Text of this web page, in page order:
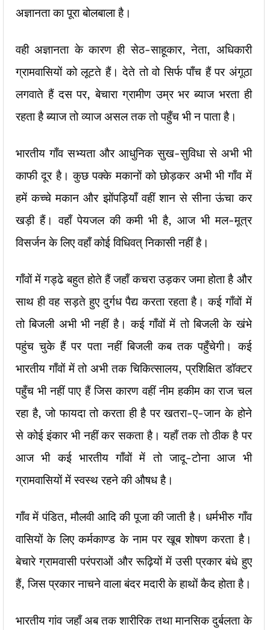
अज्ञानता का पूरा बोलबाला है।
वही अज्ञानता के कारण ही सेठ-साहूकार, नेता, अधिकारी
ग्रामवासियों को लूटते हैं। देते तो वो सिर्फ पाँच हैं पर अंगूठा
लगवाते हैं दस पर, बेचारा ग्रामीण उम्र भर ब्याज भरता ही
रहता है ब्याज तो व्याज असल तक तो पहुँच भी न पाता है।
भारतीय गाँव सभ्यता और आधुनिक सुख-सुविधा से अभी भी
काफी दूर है। कुछ पक्के मकानों को छोड़कर अभी भी गाँव में
हमें कच्चे मकान और झोंपड़ियाँ वहीं शान से सीना ऊंचा कर
खड़ी हैं। वहाँ पेयजल की कमी भी है, आज भी मल-मूत्र
विसर्जन के लिए वहाँ कोई विधिवत् निकासी नहीं है।
गाँवों में गड्ढे बहुत होते हैं जहाँ कचरा उड़कर जमा होता है और
साथ ही वह सड़ते हुए दुर्गध पैद्य करता रहता है। कई गाँवों में
तो बिजली अभी भी नहीं है। कई गाँवों में तो बिजली के खंभे
पहुंच चुके हैं पर पता नहीं बिजली कब तक पहुँचेगी। कई
भारतीय गाँवों में तो अभी तक चिकित्सालय, प्रशिक्षित डॉक्टर
पहुँच भी नहीं पाए हैं जिस कारण वहीं नीम हकीम का राज चल
रहा है, जो फायदा तो करता ही है पर खतरा-ए-जान के होने
से कोई इंकार भी नहीं कर सकता है। यहाँ तक तो ठीक है पर
आज भी कई भारतीय गाँवों में तो जादू-टोना आज भी
ग्रामवासियों में स्वस्थ रहने की औषध है।
गाँव में पंडित, मौलवी आदि की पूजा की जाती है। धर्मभीरु गाँव
वासियों के लिए कर्मकाण्ड के नाम पर खूब शोषण करता है।
बेचारे ग्रामवासी परंपराओं और रूढ़ियों में उसी प्रकार बंधे हुए
हैं, जिस प्रकार नाचने वाला बंदर मदारी के हाथों कैद होता है।
भारतीय गांव जहाँ अब तक शारीरिक तथा मानसिक दुर्बलता के